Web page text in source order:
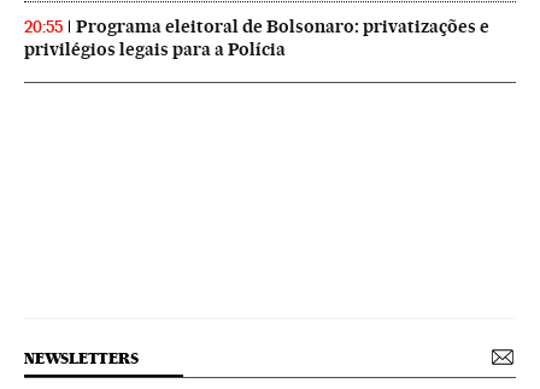
20:55
Programa eleitoral de Bolsonaro: privatizações e
privilégios legais para a Polícia
NEWSLETTERS